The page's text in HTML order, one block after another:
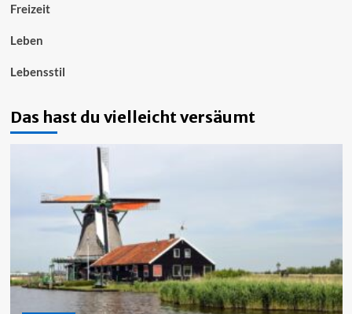
Freizeit
Leben
Lebensstil
Das hast du vielleicht versäumt